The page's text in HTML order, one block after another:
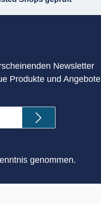
Newsletter
Produkte und Angebote
genommen.